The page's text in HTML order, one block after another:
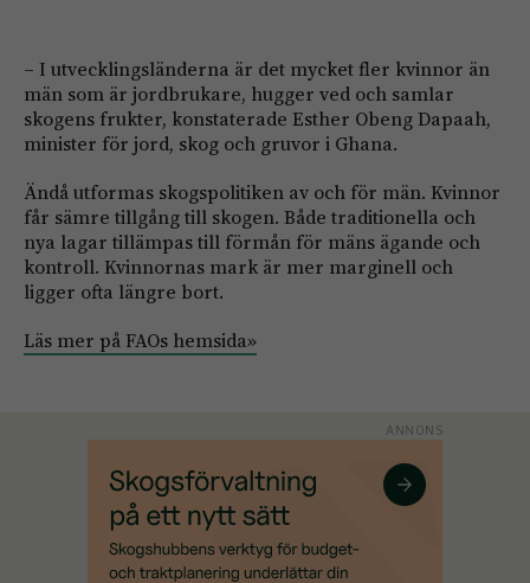
– I utvecklingsländerna är det mycket fler kvinnor än
män som är jordbrukare, hugger ved och samlar
skogens frukter, konstaterade Esther Obeng Dapaah,
minister för jord, skog och gruvor i Ghana.
Ändå utformas skogspolitiken av och för män. Kvinnor
får sämre tillgång till skogen. Både traditionella och
nya lagar tillämpas till förmån för mäns ägande och
kontroll. Kvinnornas mark är mer marginell och
ligger ofta längre bort.
Läs mer på FAOs hemsida»